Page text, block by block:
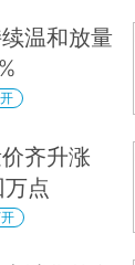
温和放量
齐升涨
点